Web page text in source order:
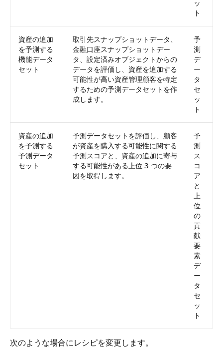
ッ
ト
資産の追加
を予測する
機能データ
セット
取引先スナップショットデータ、
金融口座スナップショットデー
タ、設定済みオブジェクトからの
データを評価し、資産を追加する
可能性が高い資産管理顧客を特定
するための予測データセットを作
成します。
予
測
デ
ー
タ
セ
ッ
ト
資産の追加
を予測する
予測データ
セット
予測データセットを評価し、顧客
が資産を購入する可能性に関する
予測スコアと、資産の追加に寄与
する可能性がある上位 3 つの要
因を取得します。
予
測
ス
コ
ア
と
上
位
の
貢
献
要
素
デ
ー
タ
セ
ッ
ト
次のような場合にレシピを変更します。